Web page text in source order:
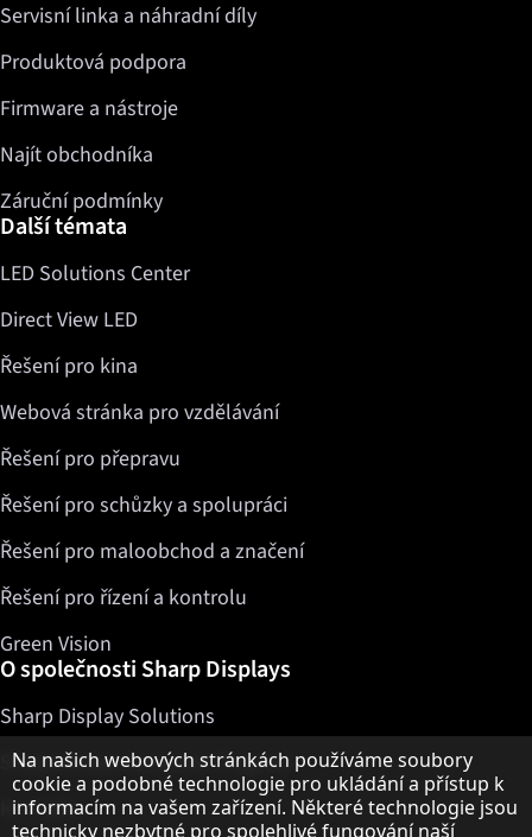
Servisní linka a náhradní díly
Produktová podpora
Firmware a nástroje
Najít obchodníka
Záruční podmínky
Další témata
LED Solutions Center
Direct View LED
Řešení pro kina
Webová stránka pro vzdělávání
Řešení pro přepravu
Řešení pro schůzky a spolupráci
Řešení pro maloobchod a značení
Řešení pro řízení a kontrolu
Green Vision
O společnosti Sharp Displays
Sharp Display Solutions
Sharp Global Customer Program
Kontakty
Upozornění k ochraně osobních údajů
Na našich webových stránkách používáme soubory
cookie a podobné technologie pro ukládání a přístup k
informacím na vašem zařízení. Některé technologie jsou
technicky nezbytné pro spolehlivé fungování naší